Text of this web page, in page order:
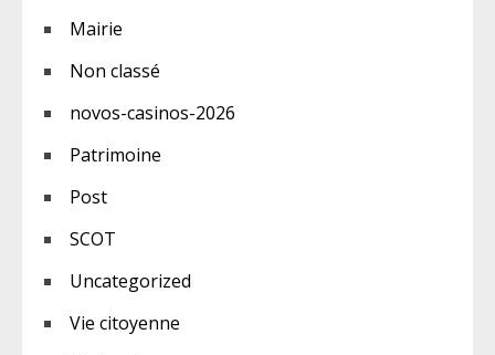
Mairie
Non classé
novos-casinos-2026
Patrimoine
Post
SCOT
Uncategorized
Vie citoyenne